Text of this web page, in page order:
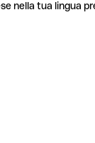
nella tua lingua